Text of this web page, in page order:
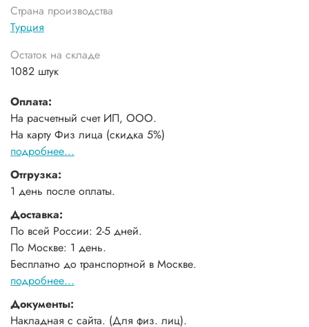
Страна производства
Турция
Остаток на складе
1082 штук
Оплата:
На расчетный счет ИП, ООО.
На карту Физ лица (скидка 5%)
подробнее...
Отгрузка:
1 день после оплаты.
Доставка:
По всей России: 2-5 дней.
По Москве: 1 день.
Бесплатно до транспортной в Москве.
подробнее...
Документы:
Накладная с сайта. (Для физ. лиц).